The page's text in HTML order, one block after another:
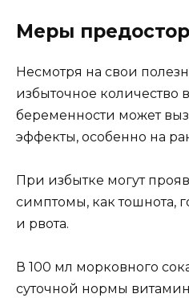
Меры
Несмотря на свои
избыточное количество
беременности может
эффекты, особенно на
При избытке могут
симптомы, как тошнота,
и рвота.
В 100 мл морковного
суточной нормы